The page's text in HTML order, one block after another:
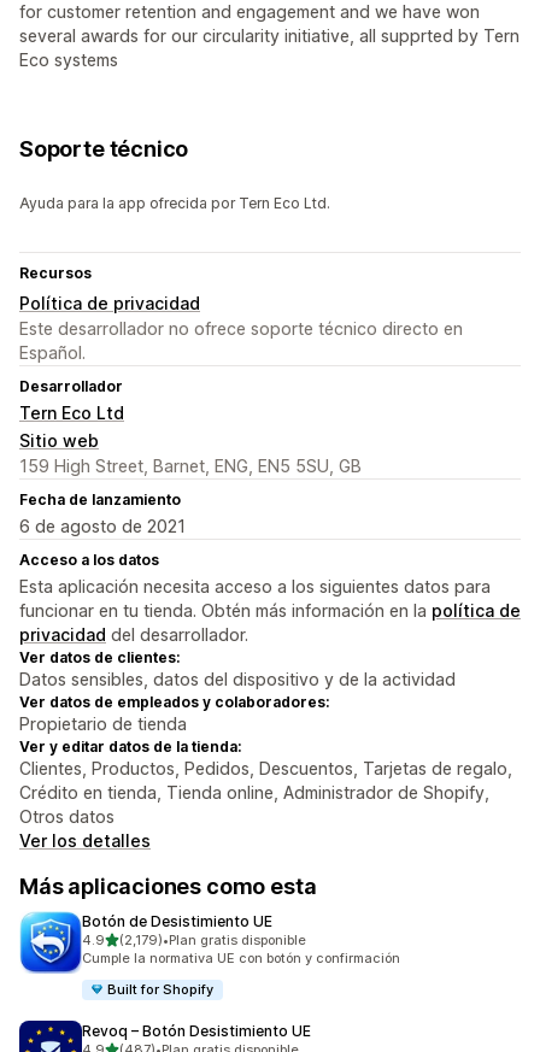
for customer retention and engagement and we have won
several awards for our circularity initiative, all supprted by Tern
Eco systems
Soporte técnico
Ayuda para la app ofrecida por Tern Eco Ltd.
Recursos
Política de privacidad
Este desarrollador no ofrece soporte técnico directo en
Español.
Desarrollador
Tern Eco Ltd
Sitio web
159 High Street, Barnet, ENG, EN5 5SU, GB
Fecha de lanzamiento
6 de agosto de 2021
Acceso a los datos
Esta aplicación necesita acceso a los siguientes datos para
funcionar en tu tienda. Obtén más información en la política de
privacidad del desarrollador.
Ver datos de clientes:
Datos sensibles, datos del dispositivo y de la actividad
Ver datos de empleados y colaboradores:
Propietario de tienda
Ver y editar datos de la tienda:
Clientes, Productos, Pedidos, Descuentos, Tarjetas de regalo,
Crédito en tienda, Tienda online, Administrador de Shopify,
Otros datos
Ver los detalles
Más aplicaciones como esta
Botón de Desistimiento UE
4.9de 5 estrellas
(2,179)
2179 reseñas en total
•Plan gratis disponible
Cumple la normativa UE con botón y confirmación
Built for Shopify
Revoq – Botón Desistimiento UE